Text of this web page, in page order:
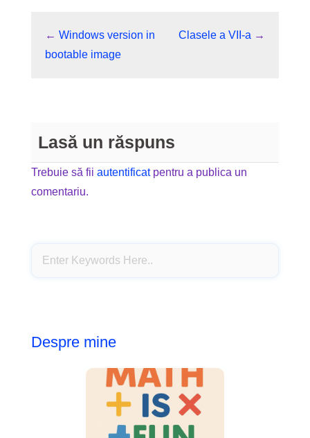
← Windows version in
bootable image
Clasele a VII-a →
Lasă un răspuns
Trebuie să fii autentificatpentru a publica un
comentariu.
Despre mine